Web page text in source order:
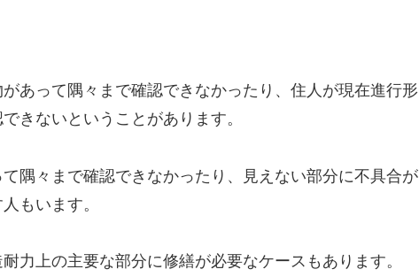
あって隅々まで確認できなかったり、住人が現在進行形
きないということがあります。
隅々まで確認できなかったり、見えない部分に不具合が
もいます。
力上の主要な部分に修繕が必要なケースもあります。